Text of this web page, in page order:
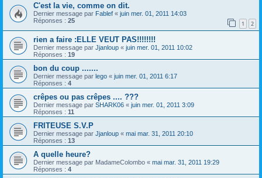
C'est la vie, comme on dit.
Dernier message par Fablef « juin mer. 01, 2011 14:03
Réponses : 25 1 2
rien a faire :ELLE VEUT PAS!!!!!!!!
Dernier message par Jjanloup « juin mer. 01, 2011 10:02
Réponses : 19
bon du coup .......
Dernier message par lego « juin mer. 01, 2011 6:17
Réponses : 4
crêpes ou pas crêpes .... ???
Dernier message par SHARK06 « juin mer. 01, 2011 3:09
Réponses : 11
FRITEUSE S.V.P
Dernier message par Jjanloup « mai mar. 31, 2011 20:10
Réponses : 13
A quelle heure?
Dernier message par MadameColombo « mai mar. 31, 2011 19:29
Réponses : 4